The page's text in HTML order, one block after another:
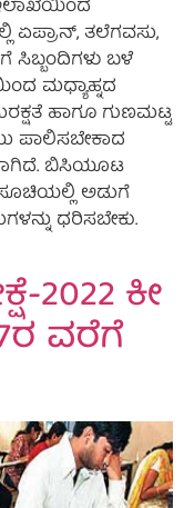
ಏಪ್ರಾನ್, ತಲೆಗವಸು,
ಸಿಬ್ಬಂದಿಗಳು ಬಳೆ
ಮಧ್ಯಾಹ್ನದ
ಹಾಗೂ ಗುಣಮಟ್ಟ
ಪಾಲಿಸಬೇಕಾದ
ಬಿಸಿಯೂಟ
ಅಡುಗೆ
ಧರಿಸಬೇಕು.
2022 ಕೀ
ವರೆಗೆ